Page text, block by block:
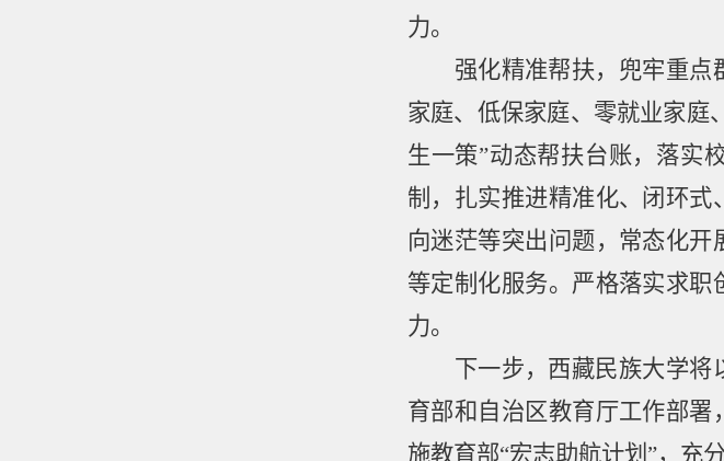
力。
强化精准帮扶，兜牢重点
家庭、低保家庭、零就业家庭
生一策”动态帮扶台账，落实
制，扎实推进精准化、闭环
向迷茫等突出问题，常态化
等定制化服务。严格落实求
力。
下一步，西藏民族大学
育部和自治区教育厅工作部
施教育部“宏志助航计划 ”，充